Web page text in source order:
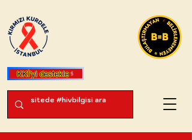
KKİ'yi destekle